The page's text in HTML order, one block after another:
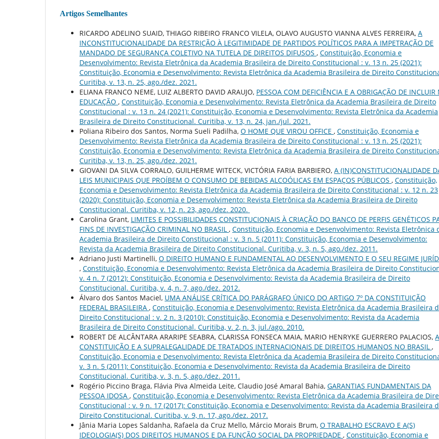
Artigos Semelhantes
RICARDO ADELINO SUAID, THIAGO RIBEIRO FRANCO VILELA, OLAVO AUGUSTO VIANNA ALVES FERREIRA, A
INCONSTITUCIONALIDADE DA RESTRIÇÃO À LEGITIMIDADE DE PARTIDOS POLÍTICOS PARA A IMPETRAÇÃO DE
MANDADO DE SEGURANÇA COLETIVO NA TUTELA DE DIREITOS DIFUSOS , Constituição, Economia e
Desenvolvimento: Revista Eletrônica da Academia Brasileira de Direito Constitucional : v. 13 n. 25 (2021):
Constituição, Economia e Desenvolvimento: Revista Eletrônica da Academia Brasileira de Direito
Curitiba, v. 13, n. 25, ago./dez. 2021.
ELIANA FRANCO NEME, LUIZ ALBERTO DAVID ARAUJO, PESSOA COM DEFICIÊNCIA E A OBRIGAÇÃO DE INCLUIR
EDUCAÇÃO , Constituição, Economia e Desenvolvimento: Revista Eletrônica da Academia Brasileira de Direito
Constitucional : v. 13 n. 24 (2021): Constituição, Economia e Desenvolvimento: Revista Eletrônica da Academia
Brasileira de Direito Constitucional. Curitiba, v. 13, n. 24, jan./jul. 2021.
Poliana Ribeiro dos Santos, Norma Sueli Padilha, O HOME QUE VIROU OFFICE , Constituição, Economia e
Desenvolvimento: Revista Eletrônica da Academia Brasileira de Direito Constitucional : v. 13 n. 25 (2021):
Constituição, Economia e Desenvolvimento: Revista Eletrônica da Academia Brasileira de Direito
Curitiba, v. 13, n. 25, ago./dez. 2021.
GIOVANI DA SILVA CORRALO, GUILHERME WITECK, VICTÓRIA FARIA BARBIERO, A (IN)CONSTITUCIONALIDADE
LEIS MUNICIPAIS QUE PROÍBEM O CONSUMO DE BEBIDAS ALCOÓLICAS EM ESPAÇOS PÚBLICOS , Constituição,
Economia e Desenvolvimento: Revista Eletrônica da Academia Brasileira de Direito Constitucional : v. 12 n. 23
(2020): Constituição, Economia e Desenvolvimento: Revista Eletrônica da Academia Brasileira de Direito
Constitucional. Curitiba, v. 12, n. 23, ago./dez. 2020.
Carolina Grant, LIMITES E POSSIBILIDADES CONSTITUCIONAIS À CRIAÇÃO DO BANCO DE PERFIS GENÉTICOS
FINS DE INVESTIGAÇÃO CRIMINAL NO BRASIL , Constituição, Economia e Desenvolvimento: Revista Eletrônica
Academia Brasileira de Direito Constitucional : v. 3 n. 5 (2011): Constituição, Economia e Desenvolvimento:
Revista da Academia Brasileira de Direito Constitucional. Curitiba, v. 3, n. 5, ago./dez. 2011.
Adriano Justi Martinelli, O DIREITO HUMANO E FUNDAMENTAL AO DESENVOLVIMENTO E O SEU REGIME
, Constituição, Economia e Desenvolvimento: Revista Eletrônica da Academia Brasileira de Direito
v. 4 n. 7 (2012): Constituição, Economia e Desenvolvimento: Revista da Academia Brasileira de Direito
Constitucional. Curitiba, v. 4, n. 7, ago./dez. 2012.
Álvaro dos Santos Maciel, UMA ANÁLISE CRÍTICA DO PARÁGRAFO ÚNICO DO ARTIGO 7º DA CONSTITUIÇÃO
FEDERAL BRASILEIRA , Constituição, Economia e Desenvolvimento: Revista Eletrônica da Academia Brasileira
Direito Constitucional : v. 2 n. 3 (2010): Constituição, Economia e Desenvolvimento: Revista da Academia
Brasileira de Direito Constitucional. Curitiba, v. 2, n. 3, jul./ago. 2010.
ROBERT DE ALCÂNTARA ARARIPE SEABRA, CLARISSA FONSECA MAIA, MARIO HENRYKE GUERRERO PALACIOS, A
CONSTITUIÇÃO E A SUPRALEGALIDADE DE TRATADOS INTERNACIONAIS DE DIREITOS HUMANOS NO BRASIL ,
Constituição, Economia e Desenvolvimento: Revista Eletrônica da Academia Brasileira de Direito
v. 3 n. 5 (2011): Constituição, Economia e Desenvolvimento: Revista da Academia Brasileira de Direito
Constitucional. Curitiba, v. 3, n. 5, ago./dez. 2011.
Rogério Piccino Braga, Flávia Piva Almeida Leite, Claudio José Amaral Bahia, GARANTIAS FUNDAMENTAIS DA
PESSOA IDOSA , Constituição, Economia e Desenvolvimento: Revista Eletrônica da Academia Brasileira de
Constitucional : v. 9 n. 17 (2017): Constituição, Economia e Desenvolvimento: Revista da Academia Brasileira
Direito Constitucional. Curitiba, v. 9, n. 17, ago./dez. 2017.
Jânia Maria Lopes Saldanha, Rafaela da Cruz Mello, Márcio Morais Brum, O TRABALHO ESCRAVO E A(S)
IDEOLOGIA(S) DOS DIREITOS HUMANOS E DA FUNÇÃO SOCIAL DA PROPRIEDADE , Constituição, Economia e